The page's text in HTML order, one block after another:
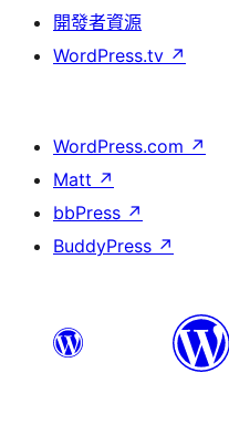
開發者資源
WordPress.tv ↗
WordPress.com ↗
Matt ↗
bbPress ↗
BuddyPress ↗